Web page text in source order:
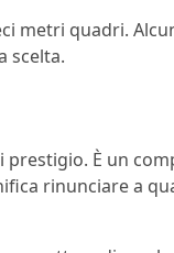
metri quadri.
scelta.
prestigio. È un
rinunciare a